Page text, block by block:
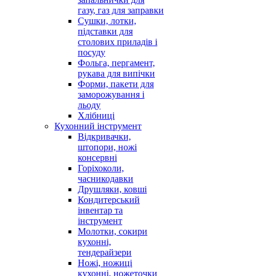
газу, газ для заправки
Сушки, лотки,
підставки для
столових приладів і
посуду
Фольга, пергамент,
рукава для випічки
Форми, пакети для
заморожування і
льоду
Хлібниці
Кухонний інструмент
Відкривачки,
штопори, ножі
консервні
Горіхоколи,
часникодавки
Друшляки, ковші
Кондитерський
інвентар та
інструмент
Молотки, сокири
кухонні,
тендерайзери
Ножі, ножиці
кухонні, ножеточки